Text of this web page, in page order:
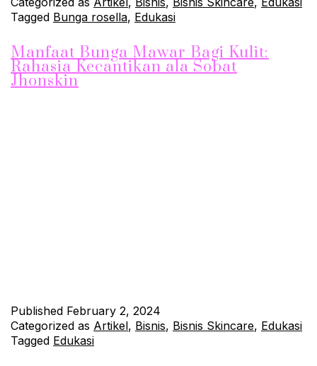
Tagged Bunga rosella, Edukasi
Manfaat Bunga Mawar Bagi Kulit:
Rahasia Kecantikan ala Sobat
Jhonskin
Published February 2, 2024
Categorized as Artikel, Bisnis, Bisnis Skincare, Edukasi
Tagged Edukasi